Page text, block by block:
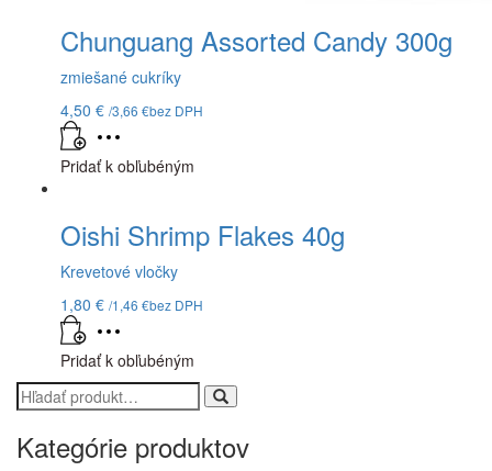
Chunguang Assorted Candy 300g
zmiešané cukríky
4,50 € /3,66 €bez DPH
Pridať k obľubéným
Oishi Shrimp Flakes 40g
Krevetové vločky
1,80 € /1,46 €bez DPH
Pridať k obľubéným
Search
for:
Kategórie produktov